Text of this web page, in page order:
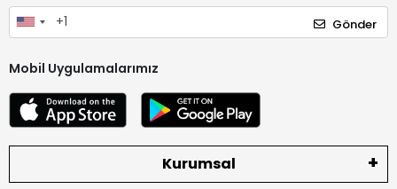
Gönder
Mobil Uygulamalarımız
Kurumsal